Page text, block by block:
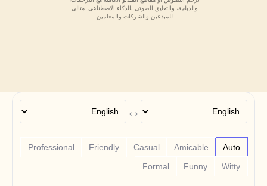
للمبدعين والشركات والمعلمين.
↔
Auto
Amicable
Casual
Friendly
Professional
Witty
Funny
Formal
Free Tools
الأسئلة الشائعة
Announcement
حالات الاستخدام
تمكين المبيعات